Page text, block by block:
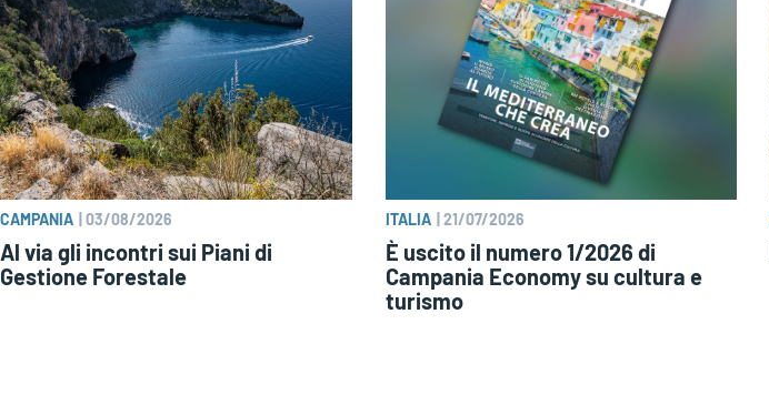
CAMPANIA 03/08/2026
Al via gli incontri sui Piani di
Gestione Forestale
ITALIA 21/07/2026
È uscito il numero 1/2026 di
Campania Economy su cultura e
turismo